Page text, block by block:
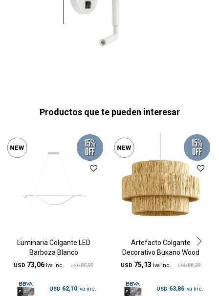
Productos que te pueden interesar
Luminaria Colgante LED
Barboza Blanco
USD 73,06 USD 85,95
USD 62,10
Artefacto Colgante
Decorativo Bukano Wood
USD 75,13 USD 88,39
USD 63,86